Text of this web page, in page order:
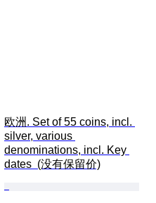
欧洲. Set of 55 coins, incl.
silver, various
denominations, incl. Key
dates  (没有保留价)